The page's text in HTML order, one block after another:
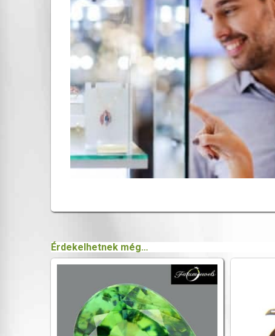
Érdekelhetnek még…